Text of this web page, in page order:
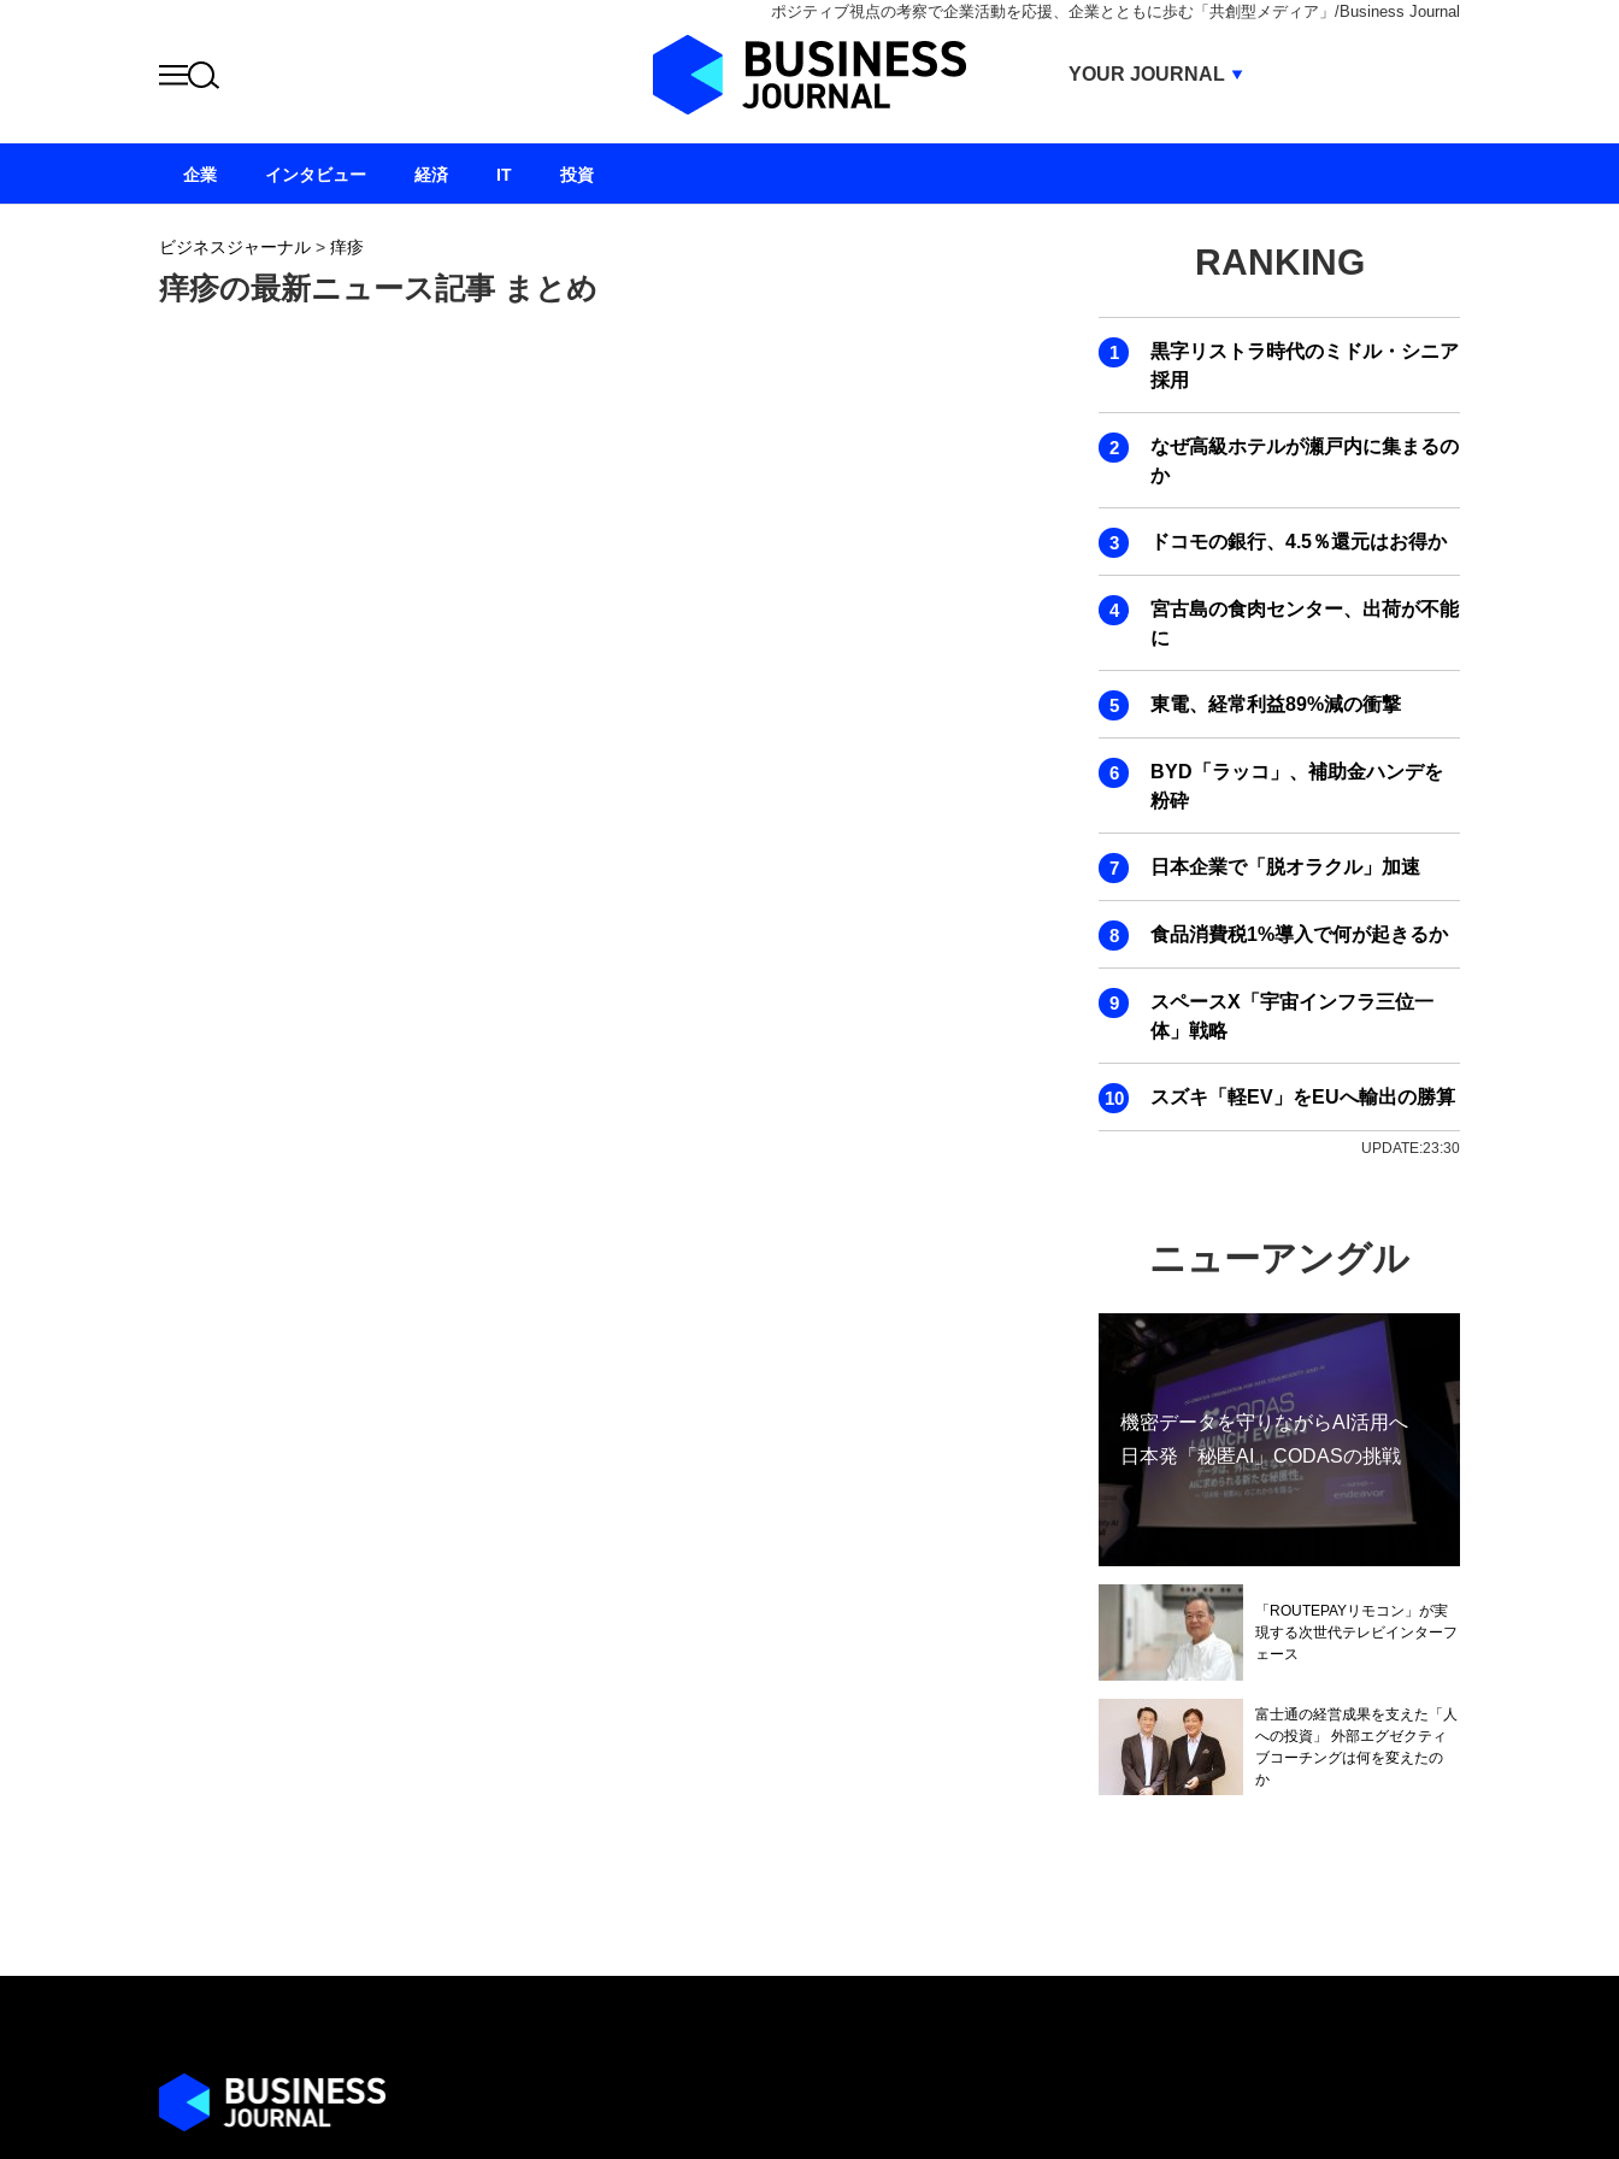
ポジティブ視点の考察で企業活動を応援、企業とともに歩む「共創型メディア」/Business Journal
ビジネスジャーナル > 痒疹
痒疹の最新ニュース記事 まとめ
RANKING
黒字リストラ時代のミドル・シニア
採用
なぜ高級ホテルが瀬戸内に集まるの
か
ドコモの銀行、4.5％還元はお得か
宮古島の食肉センター、出荷が不能
に
東電、経常利益89%減の衝撃
BYD「ラッコ」、補助金ハンデを
粉砕
日本企業で「脱オラクル」加速
食品消費税1%導入で何が起きるか
スペースX「宇宙インフラ三位一
体」戦略
スズキ「軽EV」をEUへ輸出の勝算
UPDATE:23:30
ニューアングル
機密データを守りながらAI活用へ
日本発「秘匿AI」CODASの挑戦
「ROUTEPAYリモコン」が実
現する次世代テレビインターフ
ェース
富士通の経営成果を支えた「人
への投資」 外部エグゼクティ
ブコーチングは何を変えたの
か
企業 インタビュー 経済 IT 投資
YOUR JOURNAL
BUSINESS JOURNAL
IVS JOURNAL
ENERGY MANAGEMENT JOURNAL
INBOUND JOURNAL
LIFE ENDING JOURNAL
AI JOURNAL
SMART MARKETING JOURNAL
ADOPTABLE DOG JOURNAL